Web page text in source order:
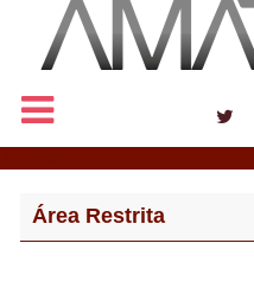
Área Restrita